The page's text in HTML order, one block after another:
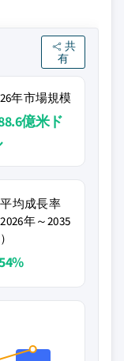
共
有
年市場規模
億米ド
均成長率
2026年～2035